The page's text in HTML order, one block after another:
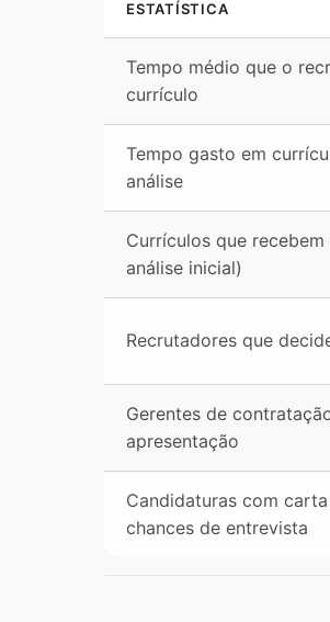
ESTATÍSTICA
Tempo médio que o
currículo
Tempo gasto em
análise
Currículos que
análise inicial)
Recrutadores que
Gerentes de
apresentação
Candidaturas com
chances de entrevista